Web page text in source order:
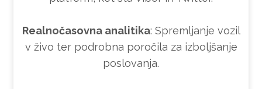
Realnočasovna analitika: Spremljanje vozil
v živo ter podrobna poročila za izboljšanje
poslovanja.